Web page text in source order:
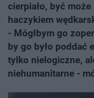
cierpiało, być może
haczykiem
- Mógłbym go
by go było poddać
tylko nielogiczne,
niehumanitarne -